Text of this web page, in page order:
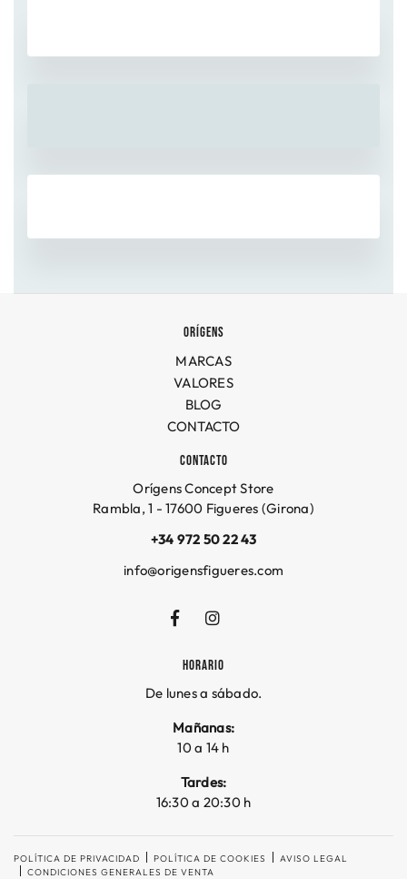
ORÍGENS
MARCAS
VALORES
BLOG
CONTACTO
CONTACTO
Orígens Concept Store
Rambla, 1 - 17600 Figueres (Girona)
+34 972 50 22 43
info@origensfigueres.com
HORARIO
De lunes a sábado.
Mañanas:
10 a 14 h
Tardes:
16:30 a 20:30 h
POLÍTICA DE PRIVACIDAD POLÍTICA DE COOKIES
AVISO LEGAL
CONDICIONES GENERALES DE VENTA